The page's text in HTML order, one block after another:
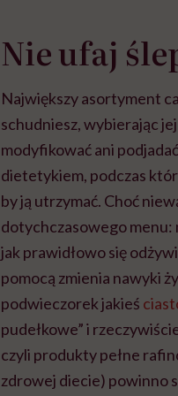
Nie ufaj
Największy asortyment
schudniesz, wybierając
modyfikować ani
dietetykiem, podczas
by ją utrzymać. Choć
dotychczasowego menu:
jak prawidłowo się
pomocą zmienia nawyki
podwieczorek jakieś
pudełkowe” i
czyli produkty pełne
zdrowej diecie) powinno